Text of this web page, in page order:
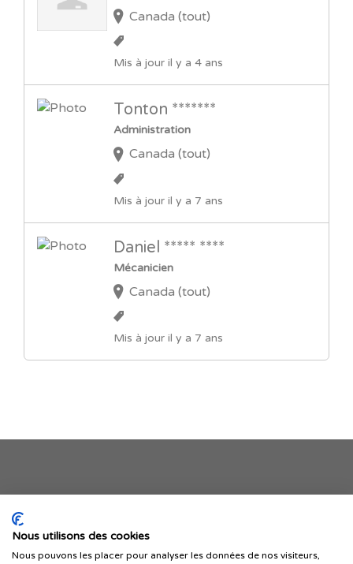
Canada (tout)
Mis à jour il y a 4 ans
Tonton *******
Administration
Canada (tout)
Mis à jour il y a 7 ans
Daniel ***** ****
Mécanicien
Canada (tout)
Mis à jour il y a 7 ans
Je publie mon offre
Nous utilisons des cookies
Nous pouvons les placer pour analyser les données de nos visiteurs,